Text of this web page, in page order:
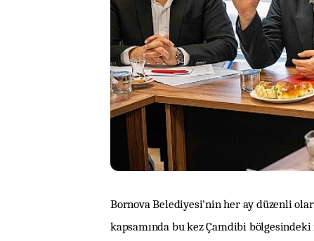
Bornova Belediyesi'nin her ay düzenli
kapsamında bu kez Çamdibi